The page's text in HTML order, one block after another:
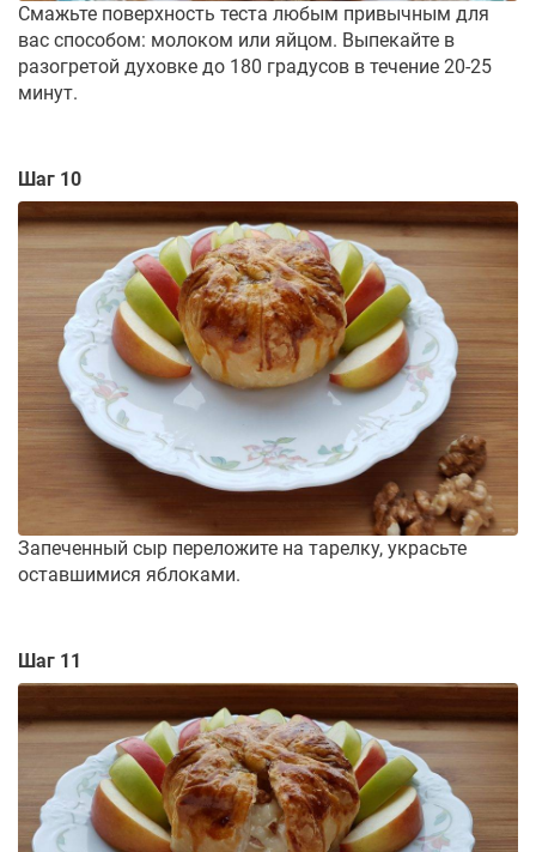
Смажьте поверхность теста любым привычным для
вас способом: молоком или яйцом. Выпекайте в
разогретой духовке до 180 градусов в течение 20-25
минут.
Шаг 10
Запеченный сыр переложите на тарелку, украсьте
оставшимися яблоками.
Шаг 11